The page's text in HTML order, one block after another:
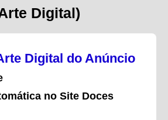
Digital)
Digital do Anúncio
no Site Doces